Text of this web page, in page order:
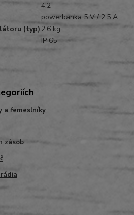
4.2
powerbanka 5 V / 2,5 A
(typ) 2,6 kg
IP 65
a řemeslníky
zásob